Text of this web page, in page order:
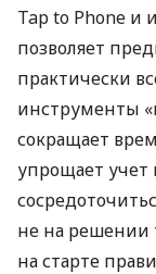
Tap to Phone и
позволяет
практически
инструменты
сокращает
упрощает
не на решении
на старте